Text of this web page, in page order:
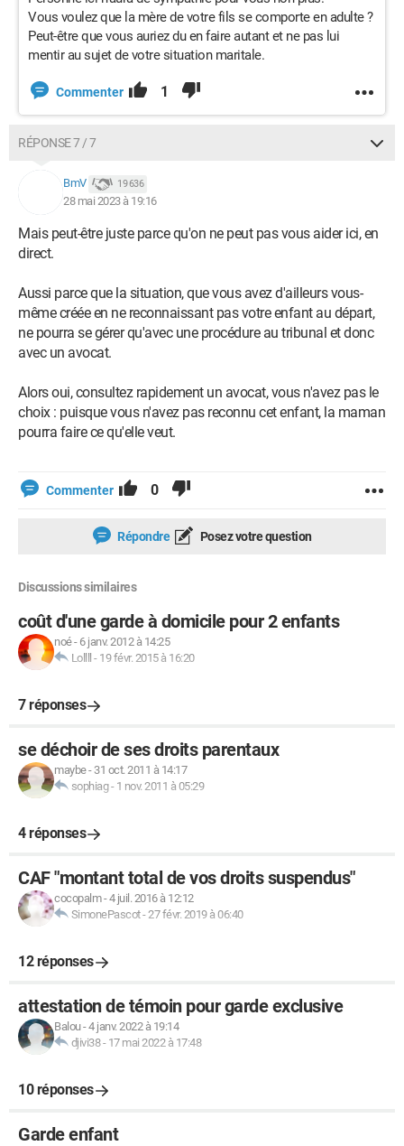
Vous voulez que la mère de votre fils se comporte en adulte ?
Peut-être que vous auriez du en faire autant et ne pas lui
mentir au sujet de votre situation maritale.
Commenter 1
RÉPONSE 7 / 7
BmV 19 636
28 mai 2023 à 19:16
Mais peut-être juste parce qu'on ne peut pas vous aider ici, en
direct.
Aussi parce que la situation, que vous avez d'ailleurs vous-
même créée en ne reconnaissant pas votre enfant au départ,
ne pourra se gérer qu'avec une procédure au tribunal et donc
avec un avocat.
Alors oui, consultez rapidement un avocat, vous n'avez pas le
choix : puisque vous n'avez pas reconnu cet enfant, la maman
pourra faire ce qu'elle veut.
Commenter 0
Répondre Posez votre question
Discussions similaires
coût d'une garde à domicile pour 2 enfants
noé- 6 janv. 2012 à 14:25
Lollll - 19 févr. 2015 à 16:20
7 réponses
se déchoir de ses droits parentaux
maybe- 31 oct. 2011 à 14:17
sophiag- 1 nov. 2011 à 05:29
4 réponses
CAF "montant total de vos droits suspendus"
cocopalm-4 juil. 2016 à 12:12
SimonePascot-27 févr. 2019 à 06:40
12 réponses
attestation de témoin pour garde exclusive
Balou-4 janv. 2022 à 19:14
djivi38- 17 mai 2022 à 17:48
10 réponses
Garde enfant